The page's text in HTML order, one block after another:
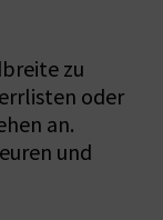
zu
oder
an.
und